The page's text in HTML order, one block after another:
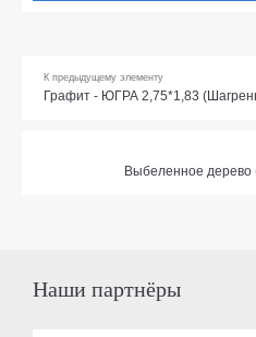
К предыдущему элементу
Графит - ЮГРА 2,75*1,83
Выбеленное
Наши партнёры